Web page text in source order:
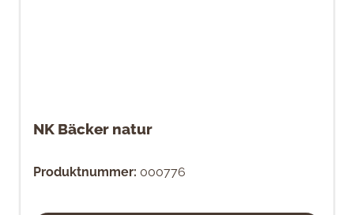
NK Bäcker natur
Produktnummer: 000776